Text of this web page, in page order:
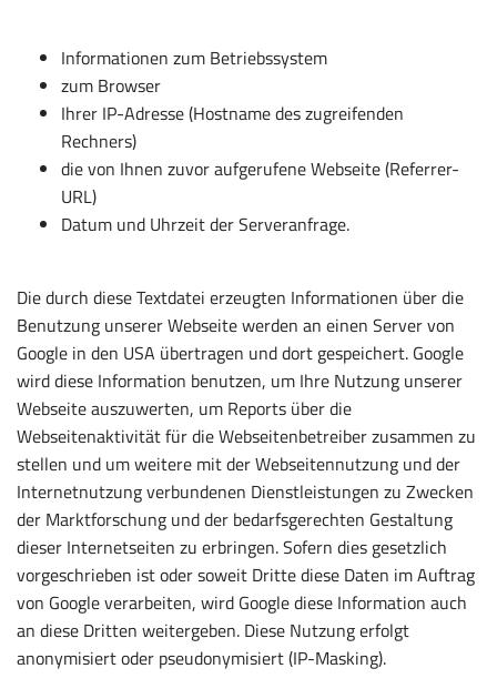
Informationen zum Betriebssystem
zum Browser
Ihrer IP-Adresse (Hostname des zugreifenden
Rechners)
die von Ihnen zuvor aufgerufene Webseite (Referrer-
URL)
Datum und Uhrzeit der Serveranfrage.
Die durch diese Textdatei erzeugten Informationen über die
Benutzung unserer Webseite werden an einen Server von
Google in den USA übertragen und dort gespeichert. Google
wird diese Information benutzen, um Ihre Nutzung unserer
Webseite auszuwerten, um Reports über die
Webseitenaktivität für die Webseitenbetreiber zusammen zu
stellen und um weitere mit der Webseitennutzung und der
Internetnutzung verbundenen Dienstleistungen zu Zwecken
der Marktforschung und der bedarfsgerechten Gestaltung
dieser Internetseiten zu erbringen. Sofern dies gesetzlich
vorgeschrieben ist oder soweit Dritte diese Daten im Auftrag
von Google verarbeiten, wird Google diese Information auch
an diese Dritten weitergeben. Diese Nutzung erfolgt
anonymisiert oder pseudonymisiert (IP-Masking).